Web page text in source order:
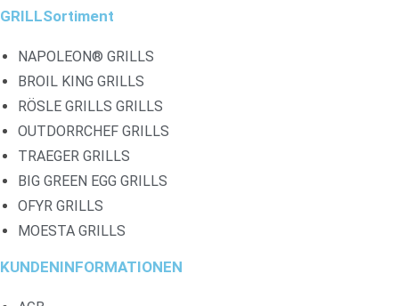
GRILLSortiment
NAPOLEON® GRILLS
BROIL KING GRILLS
RÖSLE GRILLS GRILLS
OUTDORRCHEF GRILLS
TRAEGER GRILLS
BIG GREEN EGG GRILLS
OFYR GRILLS
MOESTA GRILLS
KUNDENINFORMATIONEN